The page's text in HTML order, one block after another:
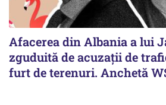
Afacerea din Albania a lui
zguduită de acuzații de
furt de terenuri. Anchetă